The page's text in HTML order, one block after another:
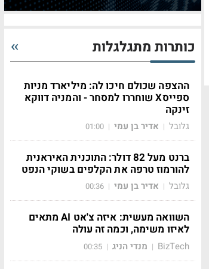
כותרות מתגלגלות
ההצפה שכולם חיכו לה: מיליארד מניות
ספייסX שוחררו למסחר - והמניה דווקא
זינקה
גלובל | אדיר בן עמי |
01:00
ברנט מעל 82 דולר: התוכנית האיראנית
להורמוז טרפה את הקלפים בשוקי הנפט
גלובל | אדיר בן עמי |
00:36
השוואה מעשית: איזה צ'אט AI מתאים
לאיזו משימה, וכמה זה עולה
BizTech
| מנדי הניג |
00:35